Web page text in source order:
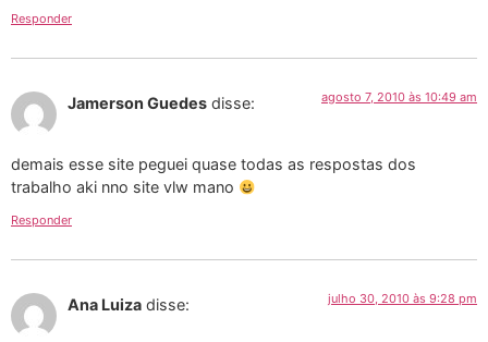
Responder
Jamerson Guedes disse: agosto 7, 2010 às 10:49 am
demais esse site peguei quase todas as respostas dos
trabalho aki nno site vlw mano
Responder
Ana Luiza disse: julho 30, 2010 às 9:28 pm